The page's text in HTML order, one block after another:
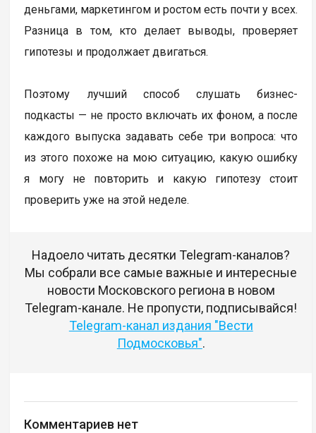
деньгами, маркетингом и ростом есть почти у всех.
Разница в том, кто делает выводы, проверяет
гипотезы и продолжает двигаться.
Поэтому лучший способ слушать бизнес-
подкасты — не просто включать их фоном, а после
каждого выпуска задавать себе три вопроса: что
из этого похоже на мою ситуацию, какую ошибку
я могу не повторить и какую гипотезу стоит
проверить уже на этой неделе.
Надоело читать десятки Telegram-каналов?
Мы собрали все самые важные и интересные
новости Московского региона в новом
Telegram-канале. Не пропусти, подписывайся!
Telegram-канал издания "Вести
Подмосковья".
Комментариев нет